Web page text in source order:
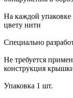
На каждой упаковке
цвету нити
Специально
Не требуется
конструкция
Упаковка 1 шт.